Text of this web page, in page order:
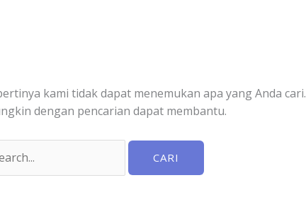
kami tidak dapat menemukan apa yang Anda cari.
dengan pencarian dapat membantu.